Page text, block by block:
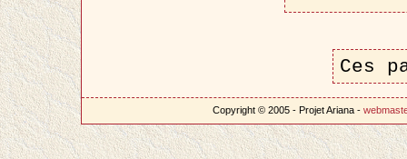
Ces
Copyright © 2005 - Projet Ariana -